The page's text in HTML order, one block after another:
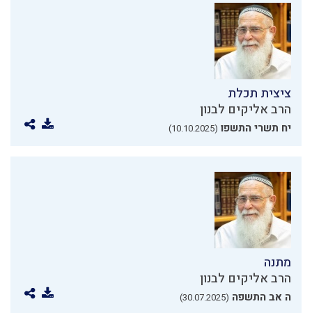
ציצית תכלת
הרב אליקים לבנון
יח תשרי התשפו (10.10.2025)
מתנה
הרב אליקים לבנון
ה אב התשפה (30.07.2025)